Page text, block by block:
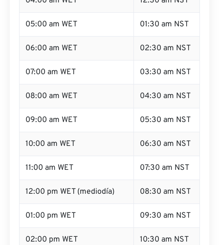
05:00 am WET 01:30 am NST
06:00 am WET 02:30 am NST
07:00 am WET 03:30 am NST
08:00 am WET 04:30 am NST
09:00 am WET 05:30 am NST
10:00 am WET 06:30 am NST
11:00 am WET 07:30 am NST
12:00 pm WET (mediodía) 08:30 am NST
01:00 pm WET 09:30 am NST
02:00 pm WET 10:30 am NST